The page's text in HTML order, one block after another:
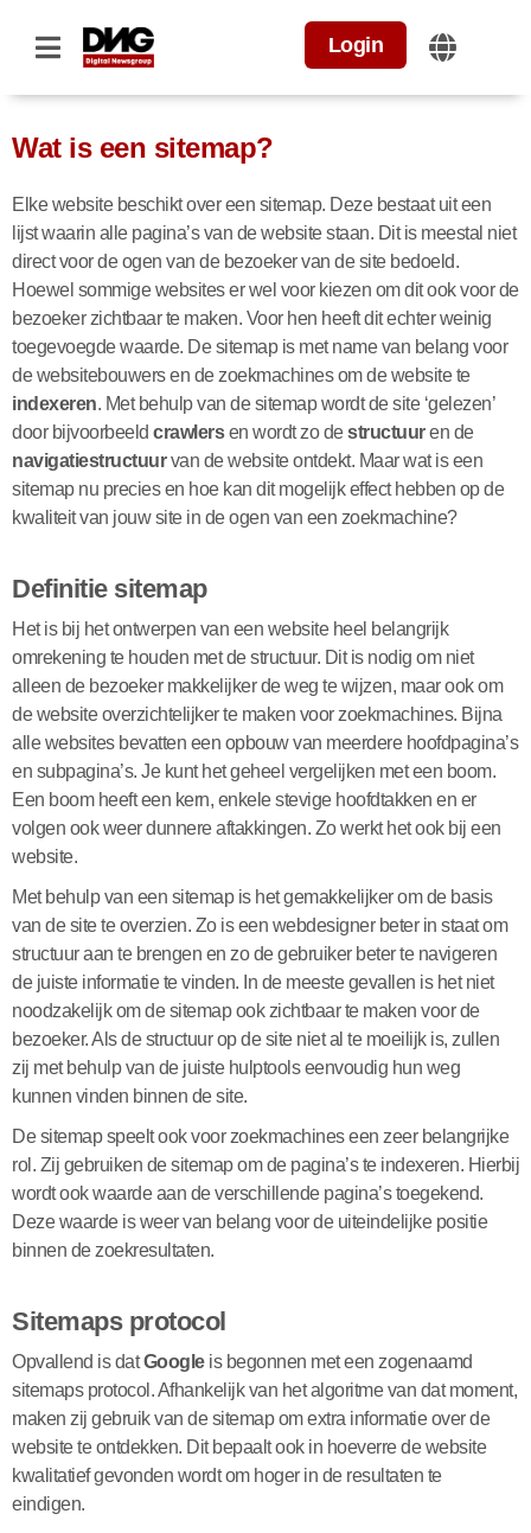
Login
Wat is een sitemap?
Elke website beschikt over een sitemap. Deze bestaat uit een
lijst waarin alle pagina’s van de website staan. Dit is meestal niet
direct voor de ogen van de bezoeker van de site bedoeld.
Hoewel sommige websites er wel voor kiezen om dit ook voor de
bezoeker zichtbaar te maken. Voor hen heeft dit echter weinig
toegevoegde waarde. De sitemap is met name van belang voor
de websitebouwers en de zoekmachines om de website te
indexeren. Met behulp van de sitemap wordt de site ‘gelezen’
door bijvoorbeeld crawlersen wordt zo destructuuren de
navigatiestructuurvan de website ontdekt. Maar wat is een
sitemap nu precies en hoe kan dit mogelijk effect hebben op de
kwaliteit van jouw site in de ogen van een zoekmachine?
Definitie sitemap
Het is bij het ontwerpen van een website heel belangrijk
omrekening te houden met de structuur. Dit is nodig om niet
alleen de bezoeker makkelijker de weg te wijzen, maar ook om
de website overzichtelijker te maken voor zoekmachines. Bijna
alle websites bevatten een opbouw van meerdere hoofdpagina’s
en subpagina’s. Je kunt het geheel vergelijken met een boom.
Een boom heeft een kern, enkele stevige hoofdtakken en er
volgen ook weer dunnere aftakkingen. Zo werkt het ook bij een
website.
Met behulp van een sitemap is het gemakkelijker om de basis
van de site te overzien. Zo is een webdesigner beter in staat om
structuur aan te brengen en zo de gebruiker beter te navigeren
de juiste informatie te vinden. In de meeste gevallen is het niet
noodzakelijk om de sitemap ook zichtbaar te maken voor de
bezoeker. Als de structuur op de site niet al te moeilijk is, zullen
zij met behulp van de juiste hulptools eenvoudig hun weg
kunnen vinden binnen de site.
De sitemap speelt ook voor zoekmachines een zeer belangrijke
rol. Zij gebruiken de sitemap om de pagina’s te indexeren. Hierbij
wordt ook waarde aan de verschillende pagina’s toegekend.
Deze waarde is weer van belang voor de uiteindelijke positie
binnen de zoekresultaten.
Sitemaps protocol
Opvallend is datGoogleis begonnen met een zogenaamd
sitemaps protocol. Afhankelijk van het algoritme van dat moment,
maken zij gebruik van de sitemap om extra informatie over de
website te ontdekken. Dit bepaalt ook in hoeverre de website
kwalitatief gevonden wordt om hoger in de resultaten te
eindigen.